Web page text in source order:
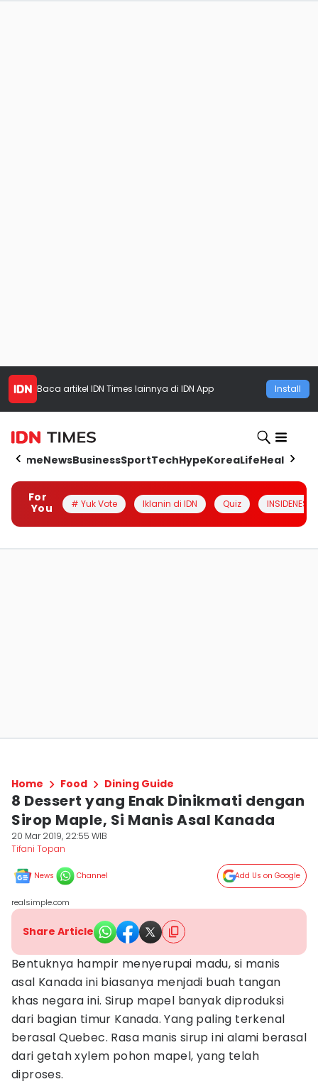
Baca artikel IDN Times lainnya di IDN App Install
HomeNewsBusinessSportTechHypeKoreaLifeHealth
For
You
# Yuk Vote Iklanin di IDN Quiz INSIDENESIA
Home Food Dining Guide
8 Dessert yang Enak Dinikmati dengan
Sirop Maple, Si Manis Asal Kanada
20 Mar 2019, 22:55 WIB
Tifani Topan
News Channel Add Us on Google
realsimple.com
Share Article
Bentuknya hampir menyerupai madu, si manis
asal Kanada ini biasanya menjadi buah tangan
khas negara ini. Sirup mapel banyak diproduksi
dari bagian timur Kanada. Yang paling terkenal
berasal Quebec. Rasa manis sirup ini alami berasal
dari getah xylem pohon mapel, yang telah
diproses.